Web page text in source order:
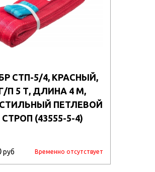
СТП-5/4, КРАСНЫЙ,
П 5 Т, ДЛИНА 4 М,
ПЕТЛЕВОЙ
СТРОП (43555-5-4)
руб Временно отсутствует